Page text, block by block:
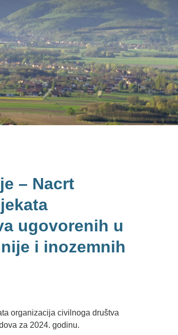
– Nacrt
ugovorenih u
i inozemnih
organizacija civilnoga društva
za 2024. godinu.